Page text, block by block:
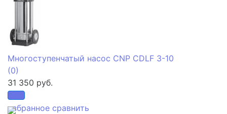
избранное сравнить
Многоступенчатый насос CNP CDLF 3-10
(0)
31 350 руб.